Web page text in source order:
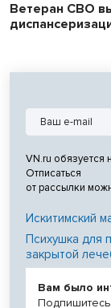
Ветеран СВО
VN.ru обязуется
Отписаться
от рассылки
Искитимский
Психушка для
закрытой
Вам было